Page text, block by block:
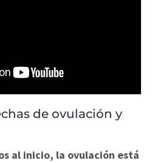
de ovulación y
al inicio, la ovulación está